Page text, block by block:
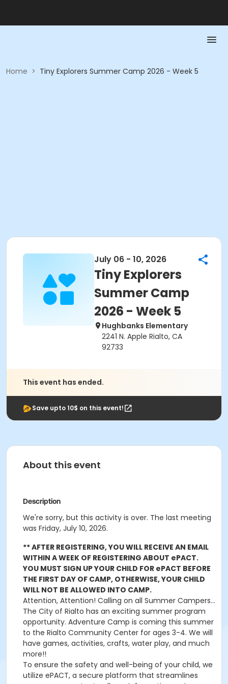
Home > Tiny Explorers Summer Camp 2026 - Week 5
July 06 - 10, 2026
Tiny Explorers
Summer Camp
2026 - Week 5
Hughbanks Elementary
2241 N. Apple Rialto, CA
92733
This event has ended.
Save upto 10$ on this event!
About this event
Description
We're sorry, but this activity is over. The last meeting
was Friday, July 10, 2026.
** AFTER REGISTERING, YOU WILL RECEIVE AN EMAIL
WITHIN A WEEK OF REGISTERING ABOUT ePACT.
YOU MUST SIGN UP YOUR CHILD FOR ePACT BEFORE
THE FIRST DAY OF CAMP, OTHERWISE, YOUR CHILD
WILL NOT BE ALLOWED INTO CAMP.
Attention, Attention! Calling on all Summer Campers...
The City of Rialto has an exciting summer program
opportunity. Adventure Camp is coming this summer
to the Rialto Community Center for ages 3-4. We will
have games, activities, crafts, water play, and much
more!!
To ensure the safety and well-being of your child, we
utilize ePACT, a secure platform that streamlines